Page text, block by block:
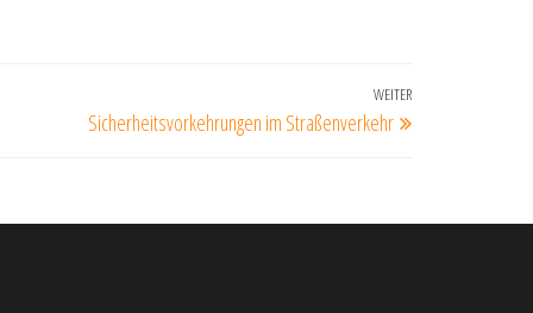
Nächster
Beitrag
WEITER
Sicherheitsvorkehrungen im Straßenverkehr